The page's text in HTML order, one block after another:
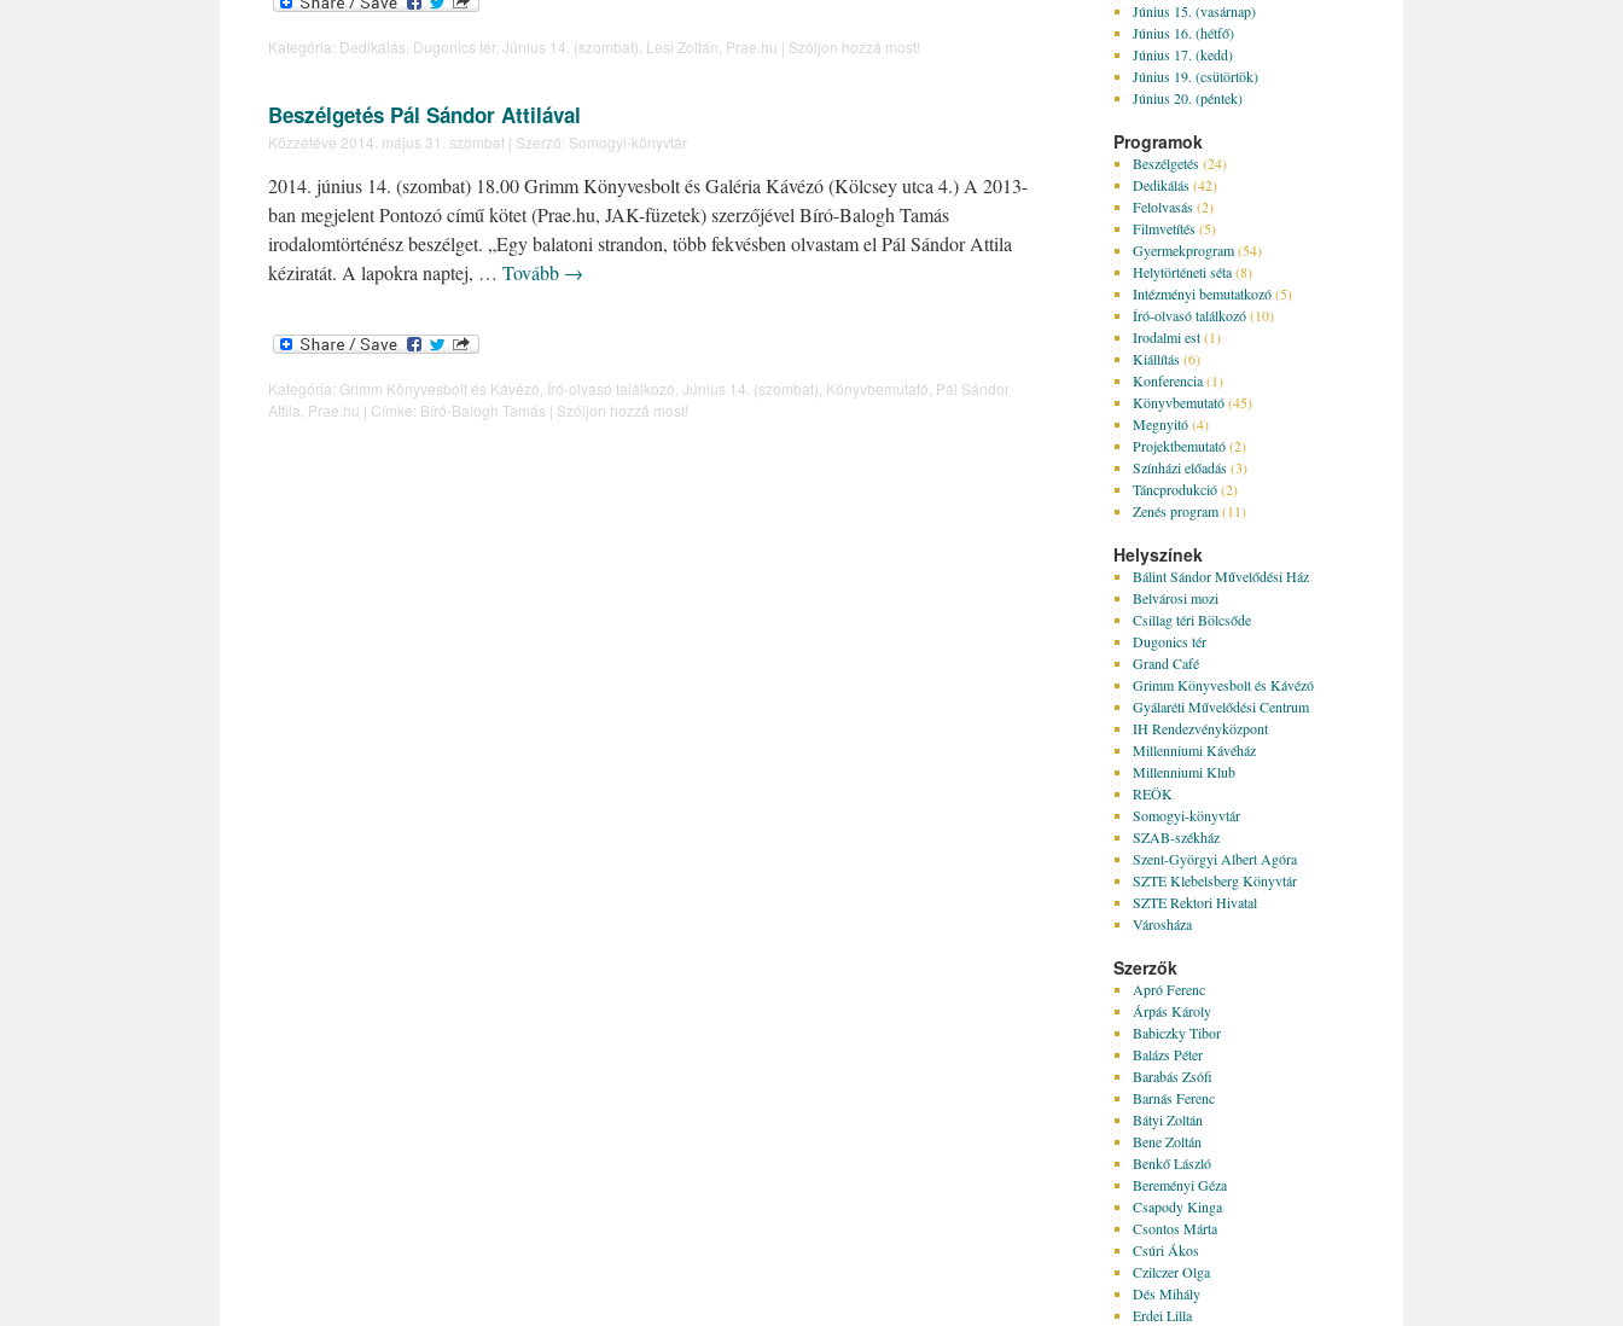
Kategória: Dedikálás, Dugonics tér, Június 14. (szombat), Lesi Zoltán, Prae.hu | Szóljon hozzá most!
Beszélgetés Pál Sándor Attilával
Közzétéve 2014. május 31. szombat | Szerző: Somogyi-könyvtár
2014. június 14. (szombat) 18.00 Grimm Könyvesbolt és Galéria Kávézó (Kölcsey utca 4.) A 2013-
ban megjelent Pontozó című kötet (Prae.hu, JAK-füzetek) szerzőjével Bíró-Balogh Tamás
irodalomtörténész beszélget. „Egy balatoni strandon, több fekvésben olvastam el Pál Sándor Attila
kéziratát. A lapokra naptej, … Tovább →
Kategória: Grimm Könyvesbolt és Kávézó Író-olvasó találkozó Június 14. (szombat) Könyvbemutató Pál Sándor
Attila Prae.hu | Címke: Bíró-Balogh Tamás | Szóljon hozzá most!
Június 15. (vasárnap)
Június 16. (hétfő)
Június 17. (kedd)
Június 19. (csütörtök)
Június 20. (péntek)
Programok
Beszélgetés(24)
Dedikálás(42)
Felolvasás(2)
Filmvetítés(5)
Gyermekprogram(54)
Helytörténeti séta(8)
Intézményi bemutatkozó(5)
Író-olvasó találkozó(10)
Irodalmi est(1)
Kiállítás(6)
Konferencia(1)
Könyvbemutató(45)
Megnyitó(4)
Projektbemutató(2)
Színházi előadás(3)
Táncprodukció(2)
Zenés program(11)
Helyszínek
Bálint Sándor Művelődési Ház
Belvárosi mozi
Csillag téri Bölcsőde
Dugonics tér
Grand Café
Grimm Könyvesbolt és Kávézó
Gyálaréti Művelődési Centrum
IH Rendezvényközpont
Millenniumi Kávéház
Millenniumi Klub
REÖK
Somogyi-könyvtár
SZAB-székház
Szent-Györgyi Albert Agóra
SZTE Klebelsberg Könyvtár
SZTE Rektori Hivatal
Városháza
Szerzők
Apró Ferenc
Árpás Károly
Babiczky Tibor
Balázs Péter
Barabás Zsófi
Barnás Ferenc
Bátyi Zoltán
Bene Zoltán
Benkő László
Bereményi Géza
Csapody Kinga
Csontos Márta
Csúri Ákos
Czilczer Olga
Dés Mihály
Erdei Lilla